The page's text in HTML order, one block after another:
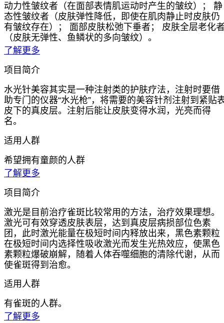
动力性皱纹者（在面部表情肌运动时产生的皱纹）； 静
态性皱纹者（皮肤弹性降低，即使在肌肉静止时皮肤仍
有皱纹存在）； 面部皮肤松弛下垂者； 皮肤全层老化
（皮肤无弹性、鱼鳞状的多向皱纹）。
了解更多
项目简介
水光针美容其实是一种注射类的护肤疗法，注射时要借
助专门的仪器“水光枪”，将需要的美容针剂注射到紧贴
皮下的真皮层。注射后能让皮肤变得水润，光亮而得
名。
适用人群
希望拥有童颜的人群
了解更多
项目简介
激光是目前治疗雀斑比较常用的方法，治疗效果理想。
激光可有效穿透皮肤表层，达到真皮层病损部位色素
团，此时激光能量在极短时间内释放出来，黑色素颗粒
在极短时间内选择性吸收激光而发生光热效应，使黑色
素颗粒爆破崩解，随着人体吞噬细胞的清除代谢，从而
使雀斑得到治愈。
适用人群
有雀斑的人群。
了解更多